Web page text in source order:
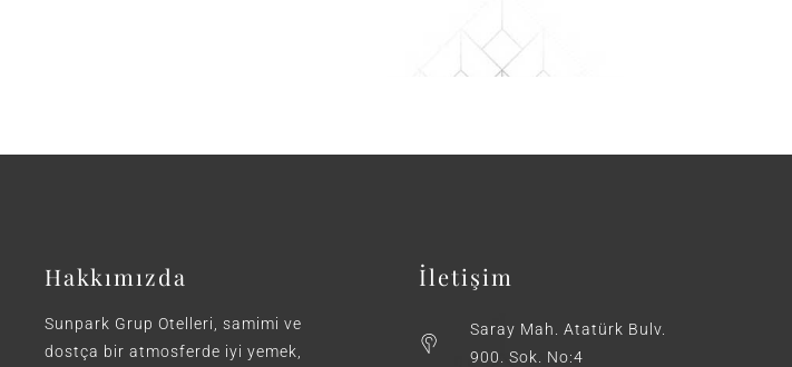
Hakkımızda
Sunpark Grup Otelleri, samimi ve
dostça bir atmosferde iyi yemek,
İletişim
Saray Mah. Atatürk Bulv.
900. Sok. No:4